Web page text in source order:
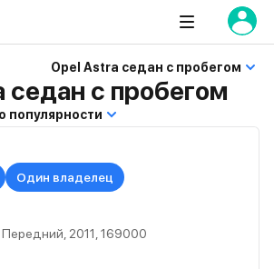
Opel Astra седан с пробегом
седан с пробегом
популярности
Один владелец
2011, 169000